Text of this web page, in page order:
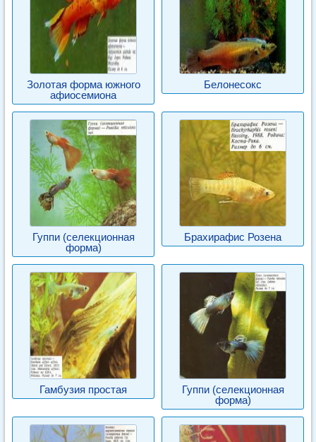
Золотая форма южного
афиосемиона
Белонесокс
Гуппи (селекционная
форма)
Брахирафис Розена
Гамбузия простая
Гуппи (селекционная
форма)